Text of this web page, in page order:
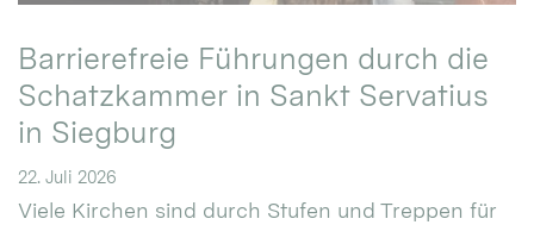
Barrierefreie Führungen durch die
Schatzkammer in Sankt Servatius
in Siegburg
22. Juli 2026
Viele Kirchen sind durch Stufen und Treppen für